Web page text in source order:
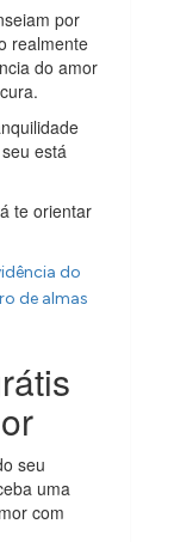
por
realmente
do amor
está
te orientar
do
de almas
seu
uma
com